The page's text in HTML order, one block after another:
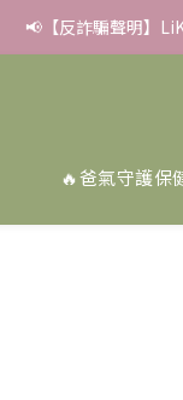
✨滿額好禮 ➊滿
📢【反詐騙聲明】
✨滿額好禮 ➊滿
🔥爸氣守護保